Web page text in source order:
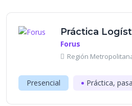
Práctica
Forus
Región
Presencial Práctica,